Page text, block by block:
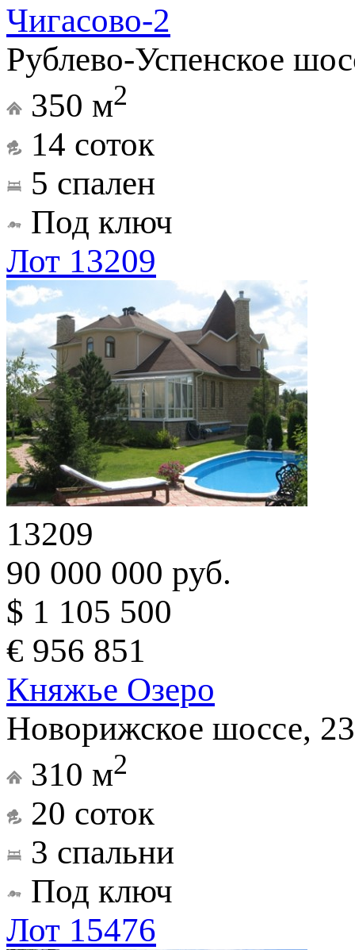
Чигасово-2
Рублево-Успенское
350 м2
14 соток
5 спален
Под ключ
Лот 13209
13209
90 000 000 руб.
$ 1 105 500
€ 956 851
Княжье Озеро
Новорижское шоссе,
310 м2
20 соток
3 спальни
Под ключ
Лот 15476